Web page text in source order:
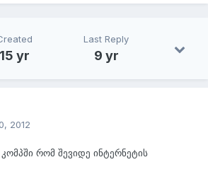
15 yr
Last Reply
9 yr
2012
რომ შევიდე ინტერნეტის